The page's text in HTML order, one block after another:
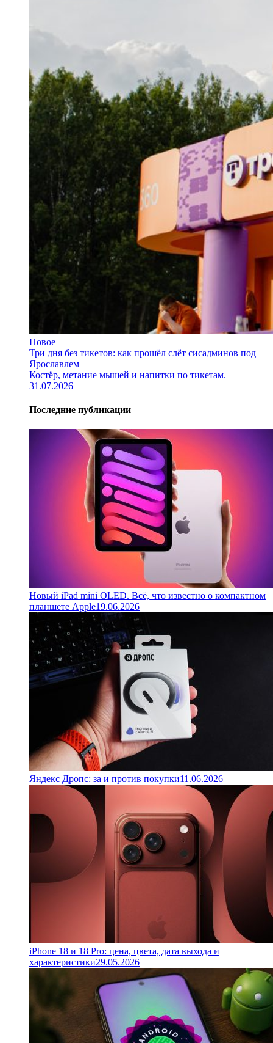
Новое
Три дня без тикетов: как прошёл слёт сисадминов под
Ярославлем
Костёр, метание мышей и напитки по тикетам.
31.07.2026
Последние публикации
Новый iPad mini OLED. Всё, что известно о компактном
планшете Apple19.06.2026
Яндекс Дропс: за и против покупки11.06.2026
iPhone 18 и 18 Pro: цена, цвета, дата выхода и
характеристики29.05.2026